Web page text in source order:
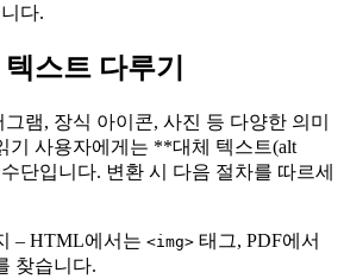
다.
스트 다루기
램, 장식 아이콘, 사진 등 다양한 의미
기 사용자에게는 **대체 텍스트(alt
단입니다. 변환 시 다음 절차를 따르세
– HTML에서는 <img> 태그, PDF에서
찾습니다.